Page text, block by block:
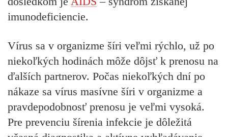
imunodeficiencie.
Vírus sa v organizme šíri veľmi rýchlo, už po
niekoľkých hodinách môže dôjsť k prenosu na
ďalších partnerov. Počas niekoľkých dní po
nákaze sa vírus masívne šíri v organizme a
pravdepodobnosť prenosu je veľmi vysoká.
Pre prevenciu šírenia infekcie je dôležitá